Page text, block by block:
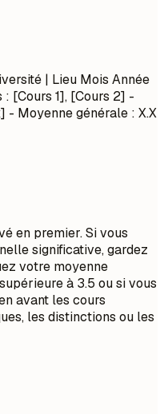
| Lieu Mois Année
[Cours 1], [Cours 2] -
Moyenne générale : X.X
en premier. Si vous
significative, gardez
votre moyenne
à 3.5 ou si vous
avant les cours
les distinctions ou les